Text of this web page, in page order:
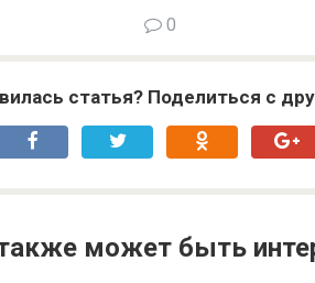
0
статья? Поделиться с
может быть